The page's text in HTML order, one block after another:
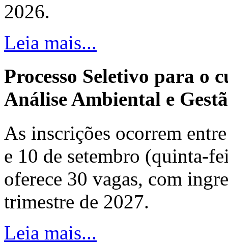
2026.
Leia mais...
Processo Seletivo para o
Análise Ambiental e
As inscrições ocorrem
e 10 de setembro (quinta-
oferece 30 vagas, com
trimestre de 2027.
Leia mais...